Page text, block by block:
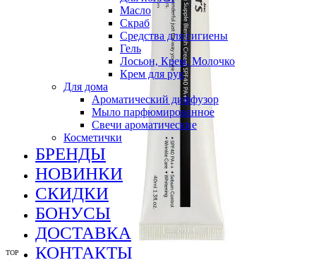
Масло
Скраб
Средства для гигиены
Гель
Лосьон, Крем, Молочко
Крем для рук
Для дома
Ароматический диффузор
Мыло парфюмированное
Свечи ароматические
Косметички
БРЕНДЫ
НОВИНКИ
СКИДКИ
БОНУСЫ
ДОСТАВКА
КОНТАКТЫ
TOP